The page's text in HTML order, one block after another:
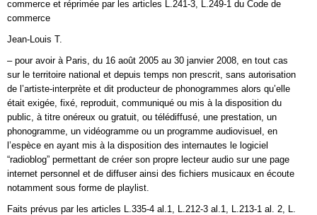
commerce et réprimée par les articles L.241-3, L.249-1 du Code de
commerce
Jean-Louis T.
– pour avoir à Paris, du 16 août 2005 au 30 janvier 2008, en tout cas
sur le territoire national et depuis temps non prescrit, sans autorisation
de l’artiste-interprète et dit producteur de phonogrammes alors qu’elle
était exigée, fixé, reproduit, communiqué ou mis à la disposition du
public, à titre onéreux ou gratuit, ou télédiffusé, une prestation, un
phonogramme, un vidéogramme ou un programme audiovisuel, en
l’espèce en ayant mis à la disposition des internautes le logiciel
“radioblog” permettant de créer son propre lecteur audio sur une page
internet personnel et de diffuser ainsi des fichiers musicaux en écoute
notamment sous forme de playlist.
Faits prévus par les articles L.335-4 al.1, L.212-3 al.1, L.213-1 al. 2, L.